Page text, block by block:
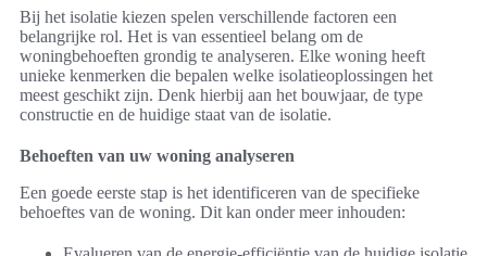
Bij het isolatie kiezen spelen verschillende factoren een
belangrijke rol. Het is van essentieel belang om de
woningbehoeften grondig te analyseren. Elke woning heeft
unieke kenmerken die bepalen welke isolatieoplossingen het
meest geschikt zijn. Denk hierbij aan het bouwjaar, de type
constructie en de huidige staat van de isolatie.
Behoeften van uw woning analyseren
Een goede eerste stap is het identificeren van de specifieke
behoeftes van de woning. Dit kan onder meer inhouden: